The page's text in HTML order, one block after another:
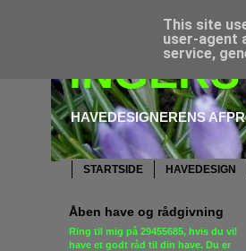
HAVEDESIGNERENS
STARTSIDE HAVEDESIGN
Åben have og rådgivning
Ring til mig på 29455685, hvis du vil
have et godt råd til din have. Du er
This site
user-agent
service,